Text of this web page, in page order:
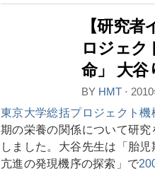
【研究
ロジェク
命」 大谷
BY HMT ⋅
東京大学総括プロジェクト
期の栄養の関係について研
しました。大谷先生は「胎
亢進の発現機序の探索」で